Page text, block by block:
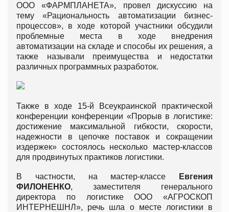
ООО «ФАРМПЛАНЕТА», провел дискуссию на
тему «Рациональность автоматизации бизнес-
процессов», в ходе которой участники обсудили
проблемные места в ходе внедрения
автоматизации на складе и способы их решения, а
также называли преимущества и недостатки
различных программных разработок.
Также в ходе 15-й Всеукраинской практической
конференции конференции «Прорыв в логистике:
достижение максимальной гибкости, скорости,
надежности в цепочке поставок и сокращении
издержек» состоялось несколько мастер-классов
для продвинутых практиков логистики.
В частности, на мастер-классе
Евгения
ФИЛОНЕНКО, заместителя генерального
директора по логистике ООО «АГРОСКОП
ИНТЕРНЕШНЛ», речь шла о месте логистики в